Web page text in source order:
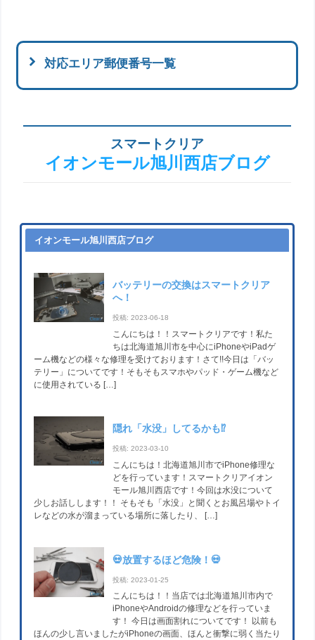
対応エリア郵便番号一覧
スマートクリア
イオンモール旭川西店ブログ
イオンモール旭川西店ブログ
バッテリーの交換はスマートクリア
へ！
投稿: 2023-06-18
こんにちは！！スマートクリアです！私た
ちは北海道旭川市を中心にiPhoneやiPadゲ
ーム機などの様々な修理を受けております！さて!!今日は「バッ
テリー」についてです！そもそもスマホやパッド・ゲーム機など
に使用されている […]
隠れ「水没」してるかも⁉
投稿: 2023-03-10
こんにちは！北海道旭川市でiPhone修理な
どを行っています！スマートクリアイオン
モール旭川西店です！今回は水没について
少しお話しします！！ そもそも「水没」と聞くとお風呂場やトイ
レなどの水が溜まっている場所に落したり、 […]
💀放置するほど危険！💀
投稿: 2023-01-25
こんにちは！！当店では北海道旭川市内で
iPhoneやAndroidの修理などを行っていま
す！ 今日は画面割れについてです！ 以前も
ほんの少し言いましたがiPhoneの画面、ほんと衝撃に弱く当たり